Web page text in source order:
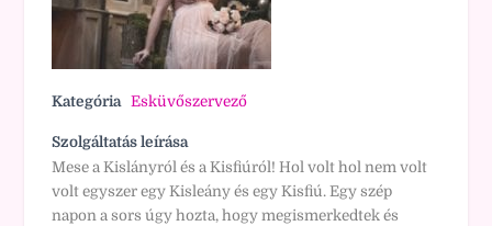
Kategória Esküvőszervező
Szolgáltatás leírása
Mese a Kislányról és a Kisfiúról! Hol volt hol nem volt
volt egyszer egy Kisleány és egy Kisfiú. Egy szép
napon a sors úgy hozta, hogy megismerkedtek és